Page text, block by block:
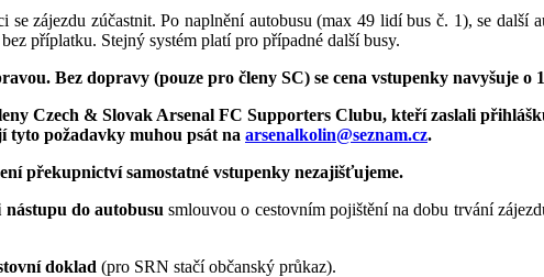
se zájezdu zúčastnit. Po naplnění autobusu (max 49 lidí bus č. 1), se
příplatku. Stejný systém platí pro případné další busy.
Bez dopravy (pouze pro členy SC) se cena vstupenky navyšuje o
Czech & Slovak Arsenal FC Supporters Clubu, kteří zaslali
tyto požadavky muhou psát na arsenalkolin@seznam.cz.
překupnictví samostatné vstupenky nezajišťujeme.
nástupu do autobususmlouvou o cestovním pojištění na dobu trvání
doklad (pro SRN stačí občanský průkaz).